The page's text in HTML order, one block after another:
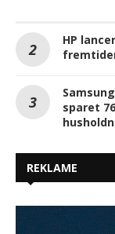
HP
sparet
REKLAME